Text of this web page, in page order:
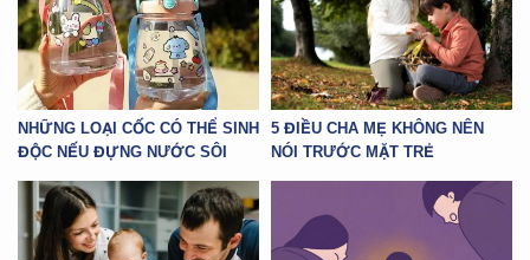
NHỮNG LOẠI CỐC CÓ THỂ SINH
ĐỘC NẾU ĐỰNG NƯỚC SÔI
5 ĐIỀU CHA MẸ KHÔNG NÊN
NÓI TRƯỚC MẶT TRẺ